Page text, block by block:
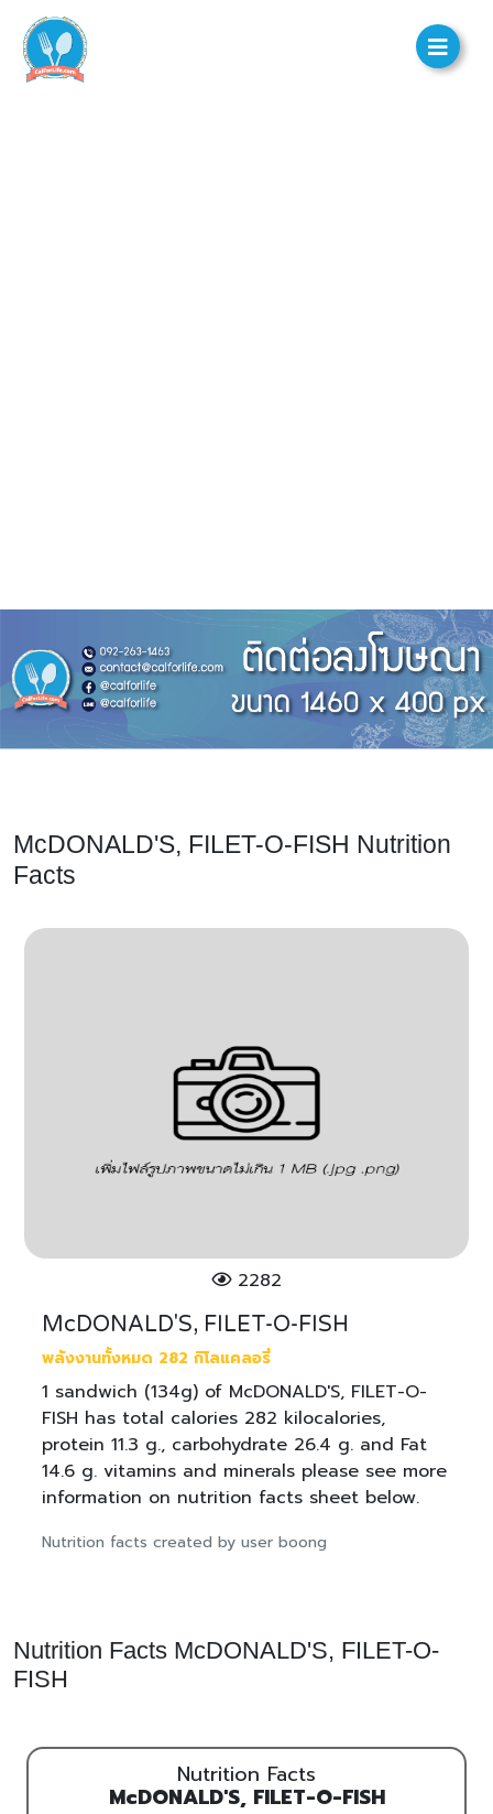
McDONALD'S, FILET-O-FISH Nutrition
Facts
2282
McDONALD'S, FILET-O-FISH
พลังงานทั้งหมด 282 กิโลแคลอรี่
1 sandwich (134g) of McDONALD'S, FILET-O-
FISH has total calories 282 kilocalories,
protein 11.3 g., carbohydrate 26.4 g. and Fat
14.6 g. vitamins and minerals please see more
information on nutrition facts sheet below.
Nutrition facts created by user boong
Nutrition Facts McDONALD'S, FILET-O-
FISH
Nutrition Facts
McDONALD'S, FILET-O-FISH